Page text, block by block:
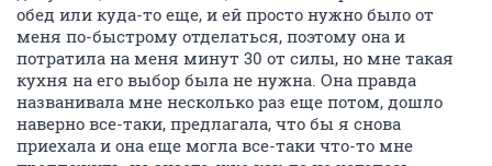
обед или куда-то еще, и ей просто нужно было от
меня по-быстрому отделаться, поэтому она и
потратила на меня минут 30 от силы, но мне такая
кухня на его выбор была не нужна. Она правда
названивала мне несколько раз еще потом, дошло
наверно все-таки, предлагала, что бы я снова
приехала и она еще могла все-таки что-то мне